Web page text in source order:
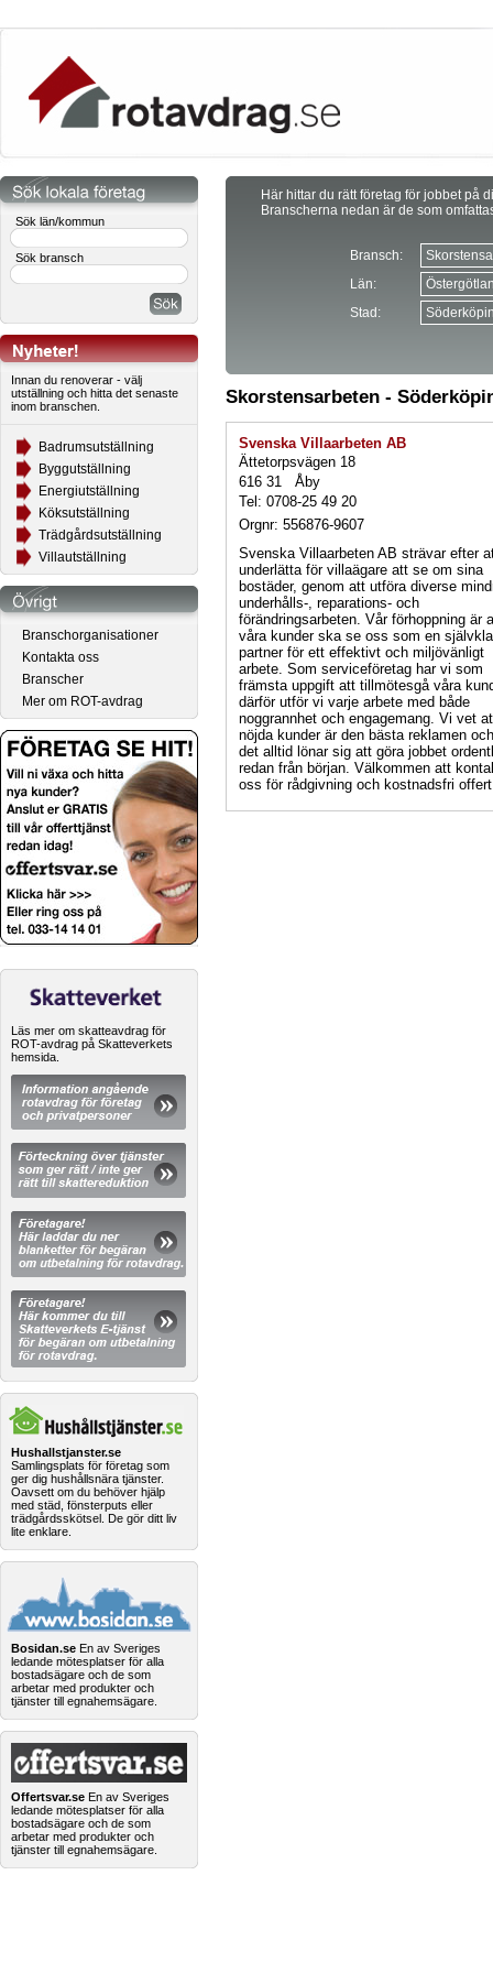
Sök län/kommun
Sök bransch
Innan du renoverar - välj
utställning och hitta det senaste
inom branschen.
Badrumsutställning
Byggutställning
Energiutställning
Köksutställning
Trädgårdsutställning
Villautställning
Branschorganisationer
Kontakta oss
Branscher
Mer om ROT-avdrag
Läs mer om skatteavdrag för
ROT-avdrag på Skatteverkets
hemsida.
Hushallstjanster.se
Samlingsplats för företag som
ger dig hushållsnära tjänster.
Oavsett om du behöver hjälp
med städ, fönsterputs eller
trädgårdsskötsel. De gör ditt liv
lite enklare.
Bosidan.se En av Sveriges
ledande mötesplatser för alla
bostadsägare och de som
arbetar med produkter och
tjänster till egnahemsägare.
Offertsvar.se En av Sveriges
ledande mötesplatser för alla
bostadsägare och de som
arbetar med produkter och
tjänster till egnahemsägare.
Här hittar du rätt företag för jobbet på
Branscherna nedan är de som
Bransch:
Län:
Stad:
Skorstensarbeten -
Svenska Villaarbeten AB
Ättetorpsvägen 18
616 31 Åby
Tel: 0708-25 49 20
Orgnr: 556876-9607
Svenska Villaarbeten AB strävar efter
underlätta för villaägare att se om sina
bostäder, genom att utföra diverse
underhålls-, reparations- och
förändringsarbeten. Vår förhoppning är
våra kunder ska se oss som en
partner för ett effektivt och miljövänligt
arbete. Som serviceföretag har vi som
främsta uppgift att tillmötesgå våra
därför utför vi varje arbete med både
noggrannhet och engagemang. Vi vet
nöjda kunder är den bästa reklamen
det alltid lönar sig att göra jobbet
redan från början. Välkommen att
oss för rådgivning och kostnadsfri